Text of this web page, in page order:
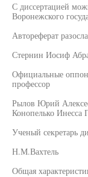
С диссертацией
Воронежского
Автореферат
Стернин Иосиф
Официальные
профессор
Рылов Юрий
Конопелько Инесса
Ученый секретарь
Н.М.Вахтель
Общая